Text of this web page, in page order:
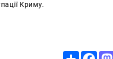
Криму.
Share